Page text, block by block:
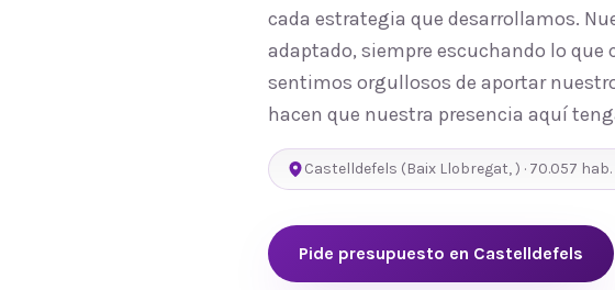
cada estrategia que desarrollamos.
adaptado, siempre escuchando lo que
sentimos orgullosos de aportar
hacen que nuestra presencia aquí
Castelldefels (Baix Llobregat,) · 70.057 hab.
Pide presupuesto en Castelldefels